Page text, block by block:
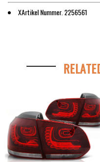
XArtikel Nummer.2256561